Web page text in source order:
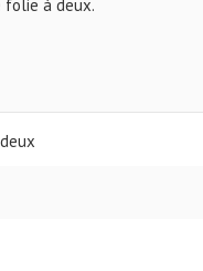
folie à deux.